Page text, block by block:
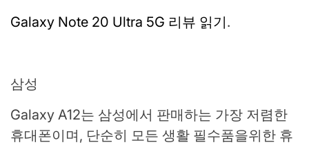
Galaxy Note 20 Ultra 5G 리뷰 읽기.
삼성
Galaxy A12는 삼성에서 판매하는 가장 저렴한
휴대폰이며, 단순히 모든 생활 필수품을위한 휴